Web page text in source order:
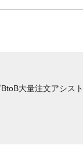
大量注文アシス